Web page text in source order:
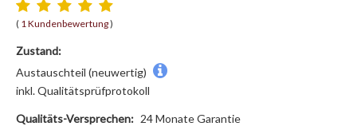
( 1 Kundenbewertung)
Zustand:
Austauschteil (neuwertig)
inkl. Qualitätsprüfprotokoll
Qualitäts-Versprechen: 24 Monate Garantie